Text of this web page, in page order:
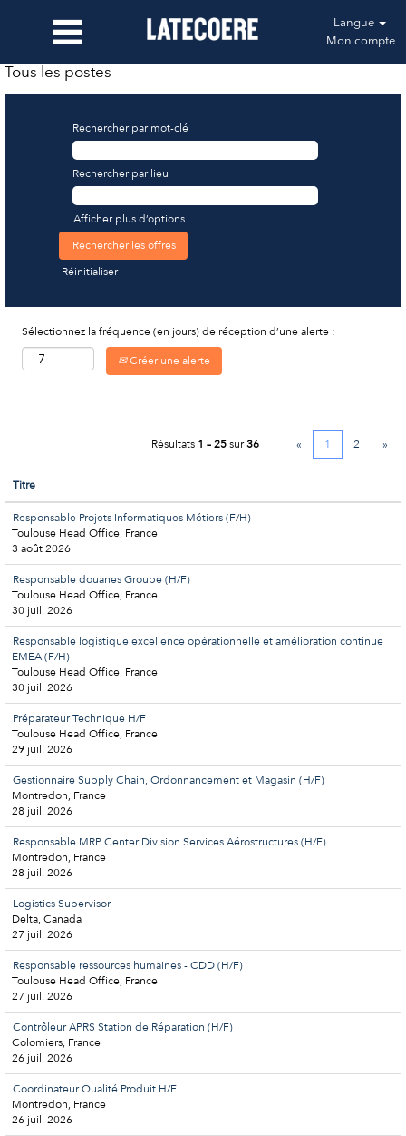
Langue
Mon compte
Tous les postes
Rechercher par mot-clé
Rechercher par lieu
Afficher plus d’options
Réinitialiser
Sélectionnez la fréquence (en jours) de réception d’une alerte :
Créer une alerte
Résultats 1 – 25 sur36 « 1 2 »
Titre
Responsable Projets Informatiques Métiers (F/H)
Toulouse Head Office, France
3 août 2026
Responsable douanes Groupe (H/F)
Toulouse Head Office, France
30 juil. 2026
Responsable logistique excellence opérationnelle et amélioration continue
EMEA (F/H)
Toulouse Head Office, France
30 juil. 2026
Préparateur Technique H/F
Toulouse Head Office, France
29 juil. 2026
Gestionnaire Supply Chain, Ordonnancement et Magasin (H/F)
Montredon, France
28 juil. 2026
Responsable MRP Center Division Services Aérostructures (H/F)
Montredon, France
28 juil. 2026
Logistics Supervisor
Delta, Canada
27 juil. 2026
Responsable ressources humaines - CDD (H/F)
Toulouse Head Office, France
27 juil. 2026
Contrôleur APRS Station de Réparation (H/F)
Colomiers, France
26 juil. 2026
Coordinateur Qualité Produit H/F
Montredon, France
26 juil. 2026